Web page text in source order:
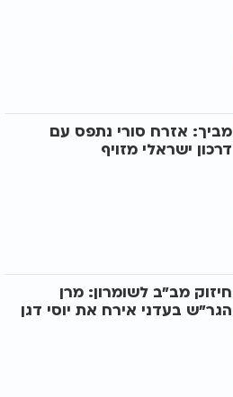
מביך: אזרח סורי נתפס עם
דרכון ישראלי מזויף
חיזוק מב"ב לשומרון: מרן
הגר"ש בעדני אירח את יוסי דגן